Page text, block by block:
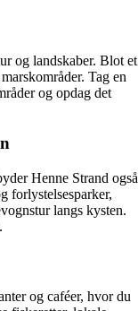
og landskaber. Blot et
Tag en
og opdag det
Henne Strand også
forlystelsesparker,
langs kysten.
og caféer, hvor du